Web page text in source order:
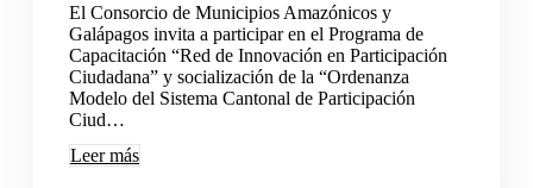
El Consorcio de Municipios Amazónicos y
Galápagos invita a participar en el Programa de
Capacitación “Red de Innovación en Participación
Ciudadana” y socialización de la “Ordenanza
Modelo del Sistema Cantonal de Participación
Ciud…
Leer más